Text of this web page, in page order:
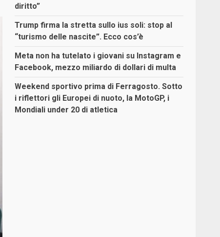
diritto”
Trump firma la stretta sullo ius soli: stop al
“turismo delle nascite”. Ecco cos’è
Meta non ha tutelato i giovani su Instagram e
Facebook, mezzo miliardo di dollari di multa
Weekend sportivo prima di Ferragosto. Sotto
i riflettori gli Europei di nuoto, la MotoGP, i
Mondiali under 20 di atletica